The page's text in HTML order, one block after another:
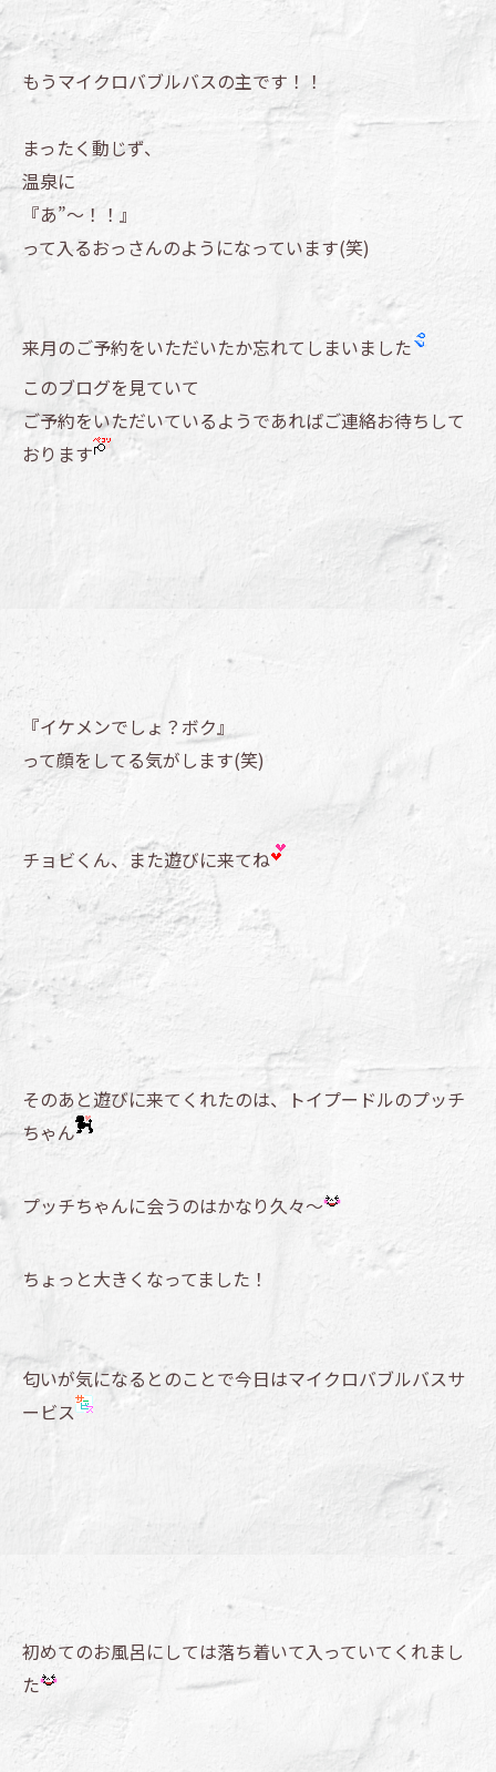
もうマイクロバブルバスの主です！！
まったく動じず、
温泉に
『あ”～！！』
って入るおっさんのようになっています(笑)
来月のご予約をいただいたか忘れてしまいました
このブログを見ていて
ご予約をいただいているようであればご連絡お待ちして
おります
『イケメンでしょ？ボク』
って顔をしてる気がします(笑)
チョビくん、また遊びに来てね
そのあと遊びに来てくれたのは、トイプードルのプッチ
ちゃん
プッチちゃんに会うのはかなり久々～
ちょっと大きくなってました！
匂いが気になるとのことで今日はマイクロバブルバスサ
ービス
初めてのお風呂にしては落ち着いて入っていてくれまし
た